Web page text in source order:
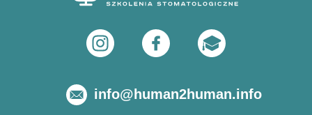
info@human2human.info